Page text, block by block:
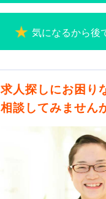
気になるから後
求人探しにお困り
相談してみません